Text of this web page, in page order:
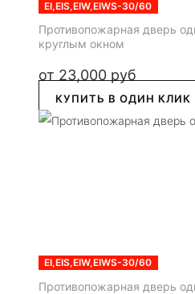
EI,EIS,EIW,EIWS-30/60
Противопожарная дверь
круглым окном
от 23,000 руб
КУПИТЬ В ОДИН КЛИК
EI,EIS,EIW,EIWS-30/60